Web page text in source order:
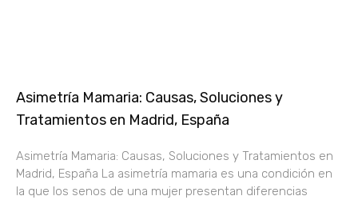
Asimetría Mamaria: Causas, Soluciones y
Tratamientos en Madrid, España
Asimetría Mamaria: Causas, Soluciones y Tratamientos en
Madrid, España La asimetría mamaria es una condición en
la que los senos de una mujer presentan diferencias